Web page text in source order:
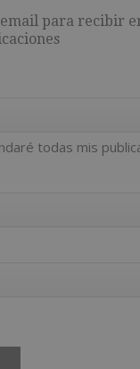
para recibir
todas mis